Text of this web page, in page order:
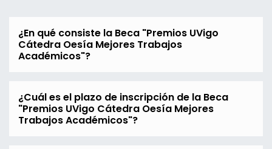
¿En qué consiste la Beca "Premios UVigo
Cátedra Oesía Mejores Trabajos
Académicos"?
¿Cuál es el plazo de inscripción de la Beca
"Premios UVigo Cátedra Oesía Mejores
Trabajos Académicos"?